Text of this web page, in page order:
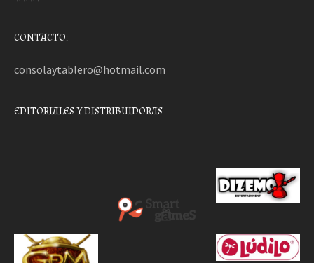
CONTACTO:
consolaytablero@hotmail.com
EDITORIALES Y DISTRIBUIDORAS